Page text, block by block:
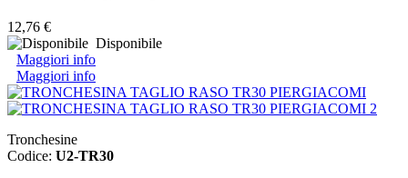
12,76 €
Disponibile
Maggiori info
Maggiori info
Tronchesine
Codice: U2-TR30